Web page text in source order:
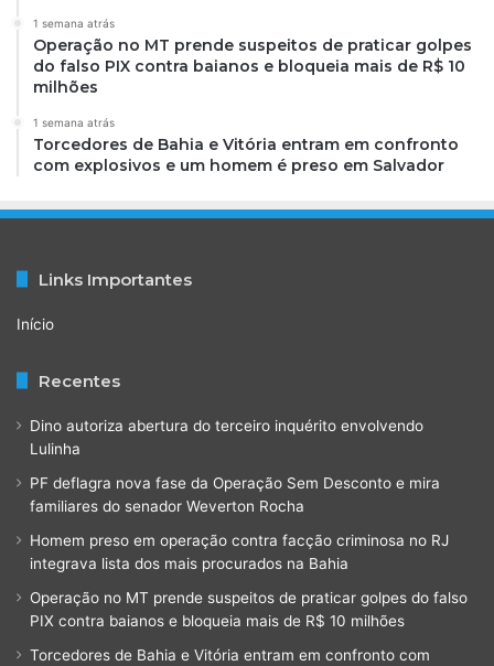
1 semana atrás
Operação no MT prende suspeitos de praticar golpes
do falso PIX contra baianos e bloqueia mais de R$ 10
milhões
1 semana atrás
Torcedores de Bahia e Vitória entram em confronto
com explosivos e um homem é preso em Salvador
Links Importantes
Início
Recentes
Dino autoriza abertura do terceiro inquérito envolvendo
Lulinha
PF deflagra nova fase da Operação Sem Desconto e mira
familiares do senador Weverton Rocha
Homem preso em operação contra facção criminosa no RJ
integrava lista dos mais procurados na Bahia
Operação no MT prende suspeitos de praticar golpes do falso
PIX contra baianos e bloqueia mais de R$ 10 milhões
Torcedores de Bahia e Vitória entram em confronto com